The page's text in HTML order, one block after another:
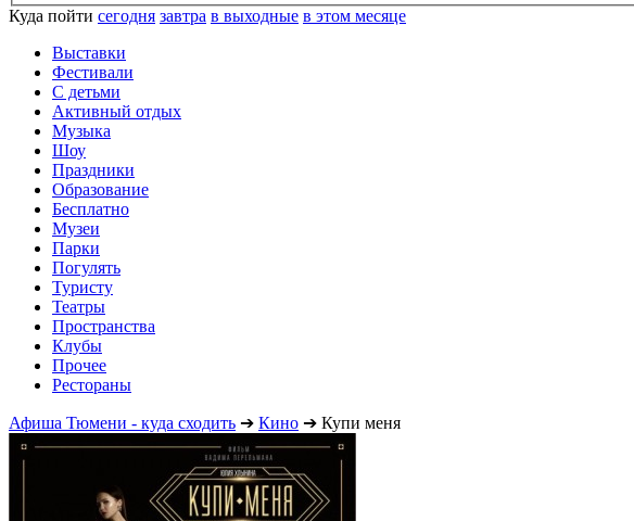
Куда пойти сегодня завтра в выходные в этом месяце
Выставки
Фестивали
С детьми
Активный отдых
Музыка
Шоу
Праздники
Образование
Бесплатно
Музеи
Парки
Погулять
Туристу
Театры
Пространства
Клубы
Прочее
Рестораны
Афиша Тюмени - куда сходить ➔ Кино ➔ Купи меня